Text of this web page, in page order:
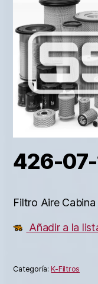
426-
Filtro Aire Cabina
Añadir a la
Categoría:K-Filtros